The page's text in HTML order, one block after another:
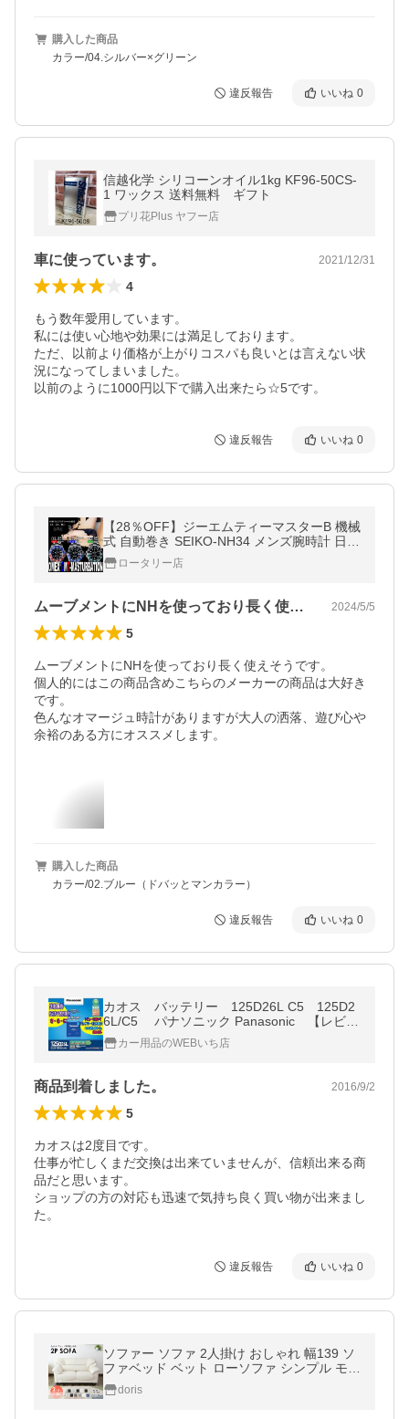
購入した商品
カラー/04.シルバー×グリーン
違反報告 いいね 0
信越化学 シリコーンオイル1kg KF96-50CS-
1 ワックス 送料無料 ギフト
プリ花Plus ヤフー店
車に使っています。 2021/12/31
4
もう数年愛用しています。
私には使い心地や効果には満足しております。
ただ、以前より価格が上がりコスパも良いとは言えない状
況になってしまいました。
以前のように1000円以下で購入出来たら☆5です。
違反報告 いいね 0
【28％OFF】ジーエムティーマスターB 機械
式 自動巻き SEIKO-NH34 メンズ腕時計 日常
生活用強化防水 ブランド 限定腕時計 ネット
通販 スーツ ビジネス
ロータリー店
ムーブメントにNHを使っており長く使え… 2024/5/5
5
ムーブメントにNHを使っており長く使えそうです。
個人的にはこの商品含めこちらのメーカーの商品は大好き
です。
色んなオマージュ時計がありますが大人の洒落、遊び心や
余裕のある方にオススメします。
購入した商品
カラー/02.ブルー（ドバッとマンカラー）
違反報告 いいね 0
カオス バッテリー 125D26L C5 125D2
6L/C5 パナソニック Panasonic 【レビュ
ーでバッテリー回収無料!!（沖縄/離島を除
く)】
カー用品のWEBいち店
商品到着しました。 2016/9/2
5
カオスは2度目です。
仕事が忙しくまだ交換は出来ていませんが、信頼出来る商
品だと思います。
ショップの方の対応も迅速で気持ち良く買い物が出来まし
た。
違反報告 いいね 0
ソファー ソファ 2人掛け おしゃれ 幅139 ソ
ファベッド ベット ローソファ シンプル モダ
ン ジーノ2P 北欧 ドリス
doris